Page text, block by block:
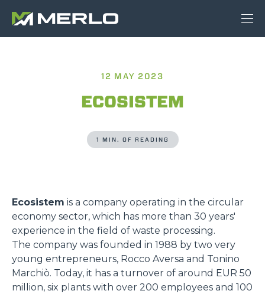
12 MAY 2023
ECOSISTEM
1 MIN. OF READING
Ecosistem is a company operating in the circular
economy sector, which has more than 30 years'
experience in the field of waste processing.
The company was founded in 1988 by two very
young entrepreneurs, Rocco Aversa and Tonino
Marchiò. Today, it has a turnover of around EUR 50
million, six plants with over 200 employees and 100